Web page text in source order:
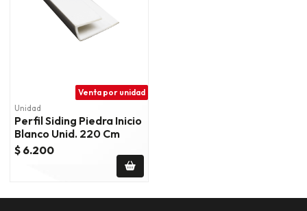
Venta por unidad
Unidad
Perfil Siding Piedra Inicio
Blanco Unid. 220 Cm
$ 6.200